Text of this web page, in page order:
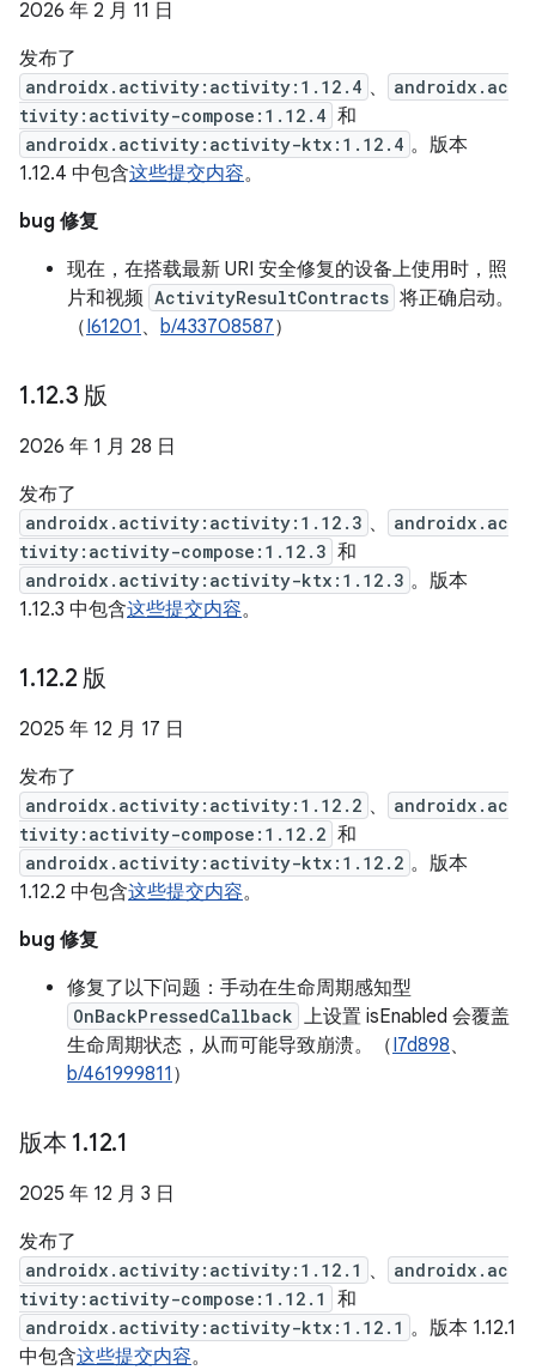
2026 年 2 月 11 日
发布了
androidx.activity:activity:1.12.4 、
androidx.ac
tivity:activity-compose:1.12.4 和
androidx.activity:activity-ktx:1.12.4 。版本
1.12.4 中包含这些提交内容。
bug 修复
现在，在搭载最新 URI 安全修复的设备上使用时，照
片和视频 ActivityResultContracts 将正确启动。
（I61201 、 b/433708587）
1.12.3 版
2026 年 1 月 28 日
发布了
androidx.activity:activity:1.12.3 、
androidx.ac
tivity:activity-compose:1.12.3 和
androidx.activity:activity-ktx:1.12.3 。版本
1.12.3 中包含这些提交内容。
1.12.2 版
2025 年 12 月 17 日
发布了
androidx.activity:activity:1.12.2 、
androidx.ac
tivity:activity-compose:1.12.2 和
androidx.activity:activity-ktx:1.12.2 。版本
1.12.2 中包含这些提交内容。
bug 修复
修复了以下问题：手动在生命周期感知型
OnBackPressedCallback 上设置 isEnabled 会覆盖
生命周期状态，从而可能导致崩溃。（I7d898、
b/461999811 ）
版本 1.12.1
2025 年 12 月 3 日
发布了
androidx.activity:activity:1.12.1 、
androidx.ac
tivity:activity-compose:1.12.1
和
androidx.activity:activity-ktx:1.12.1 。版本 1.12.1
中包含这些提交内容。